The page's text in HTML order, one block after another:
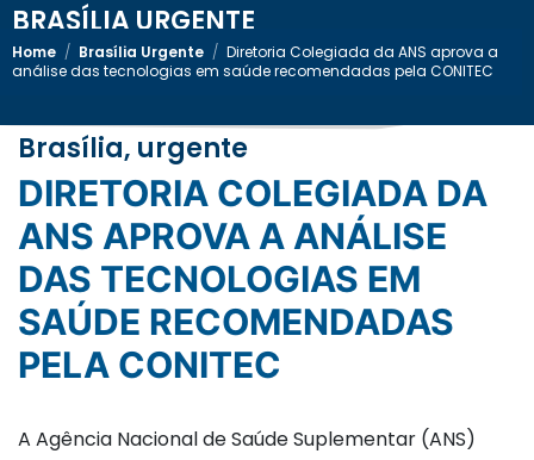
BRASÍLIA URGENTE
Home / Brasília Urgente / Diretoria Colegiada da ANS aprova a
análise das tecnologias em saúde recomendadas pela CONITEC
Brasília, urgente
DIRETORIA COLEGIADA DA
ANS APROVA A ANÁLISE
DAS TECNOLOGIAS EM
SAÚDE RECOMENDADAS
PELA CONITEC
A Agência Nacional de Saúde Suplementar (ANS)